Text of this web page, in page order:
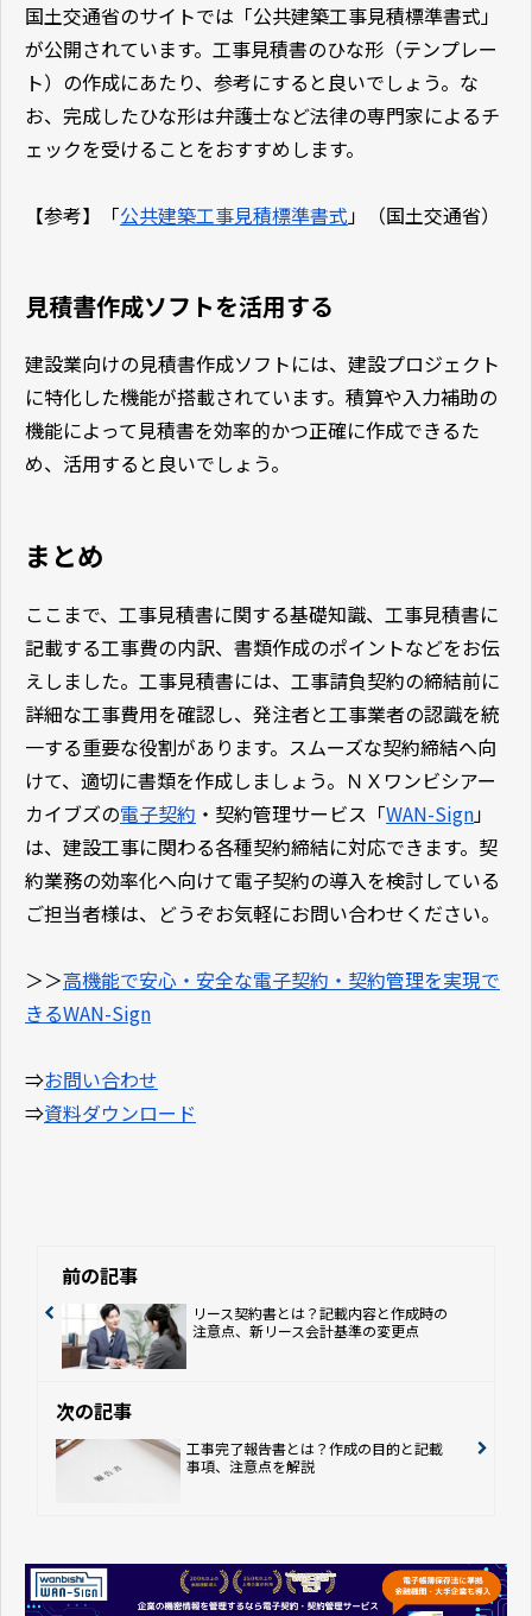
国土交通省のサイトでは「公共建築工事見積標準書式」
が公開されています。工事見積書のひな形（テンプレー
ト）の作成にあたり、参考にすると良いでしょう。な
お、完成したひな形は弁護士など法律の専門家によるチ
ェックを受けることをおすすめします。
【参考】「公共建築工事見積標準書式」（国土交通省）
見積書作成ソフトを活用する
建設業向けの見積書作成ソフトには、建設プロジェクト
に特化した機能が搭載されています。積算や入力補助の
機能によって見積書を効率的かつ正確に作成できるた
め、活用すると良いでしょう。
まとめ
ここまで、工事見積書に関する基礎知識、工事見積書に
記載する工事費の内訳、書類作成のポイントなどをお伝
えしました。工事見積書には、工事請負契約の締結前に
詳細な工事費用を確認し、発注者と工事業者の認識を統
一する重要な役割があります。スムーズな契約締結へ向
けて、適切に書類を作成しましょう。ＮＸワンビシアー
カイブズの電子契約 ・契約管理サービス「WAN-Sign」
は、建設工事に関わる各種契約締結に対応できます。契
約業務の効率化へ向けて電子契約の導入を検討している
ご担当者様は、どうぞお気軽にお問い合わせください。
＞＞高機能で安心・安全な電子契約・契約管理を実現で
きるWAN-Sign
⇒お問い合わせ
⇒資料ダウンロード
前の記事
リース契約書とは？記載内容と作成時の
注意点、新リース会計基準の変更点
次の記事
工事完了報告書とは？作成の目的と記載
事項、注意点を解説